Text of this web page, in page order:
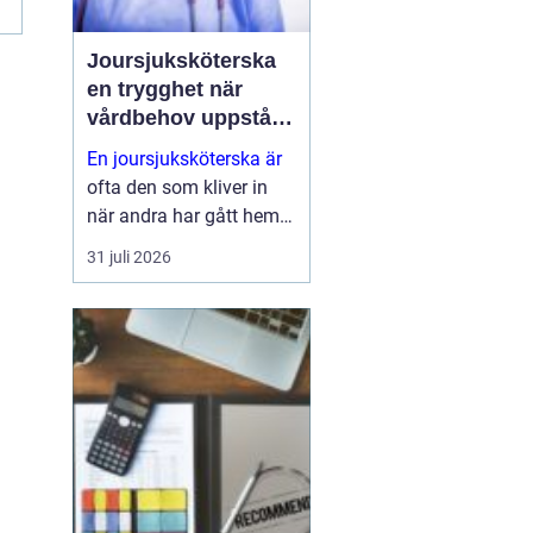
Joursjuksköterska
en trygghet när
vårdbehov uppstår
dygnet runt
En joursjuksköterska är
ofta den som kliver in
när andra har gått hem
för dagen. Under sena
kvällar, nätter och helger
människor på
äldreboenden, LSS-
boenden, inom
socialpsykiatrin och i
ord...
31 juli 2026